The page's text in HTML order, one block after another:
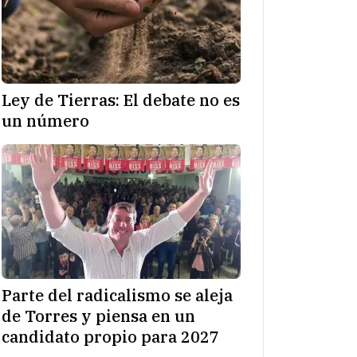
Ley de Tierras: El debate no es
un número
Parte del radicalismo se aleja
de Torres y piensa en un
candidato propio para 2027